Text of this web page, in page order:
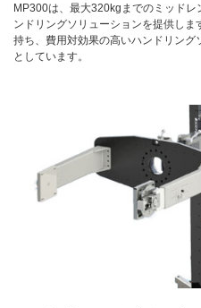
MP300は、最大320kgまでのミッド
ンドリングソリューションを提供し
持ち、費用対効果の高いハンドリン
としています。